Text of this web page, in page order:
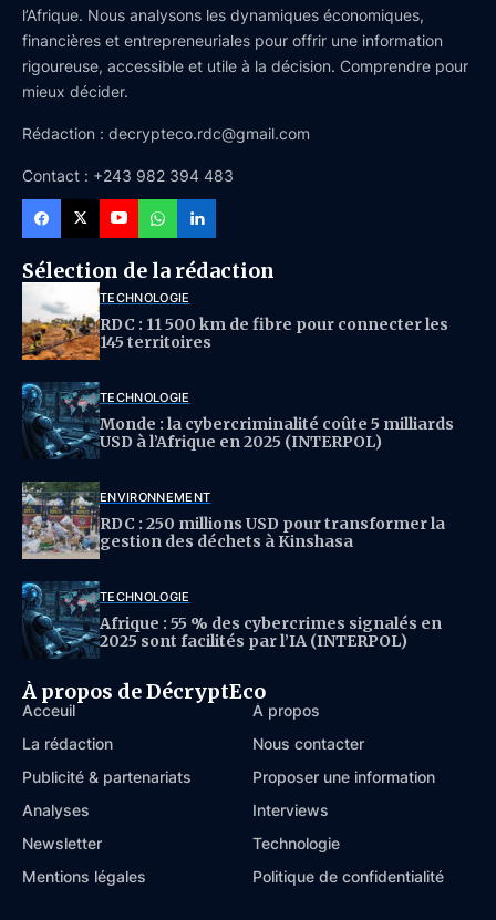
l’Afrique. Nous analysons les dynamiques économiques,
financières et entrepreneuriales pour offrir une information
rigoureuse, accessible et utile à la décision. Comprendre pour
mieux décider.
Rédaction : decrypteco.rdc@gmail.com
Contact : +243 982 394 483
Sélection de la rédaction
TECHNOLOGIE
RDC : 11 500 km de fibre pour connecter les
145 territoires
TECHNOLOGIE
Monde : la cybercriminalité coûte 5 milliards
USD à l’Afrique en 2025 (INTERPOL)
ENVIRONNEMENT
RDC : 250 millions USD pour transformer la
gestion des déchets à Kinshasa
TECHNOLOGIE
Afrique : 55 % des cybercrimes signalés en
2025 sont facilités par l’IA (INTERPOL)
À propos de DécryptEco
Acceuil
À propos
La rédaction
Nous contacter
Publicité & partenariats
Proposer une information
Analyses
Interviews
Newsletter
Technologie
Mentions légales
Politique de confidentialité